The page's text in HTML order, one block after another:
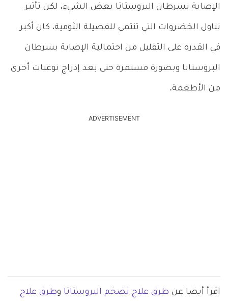
الإصابة بسرطان البروستاتا بعض الشيء، لكن تأثير
تناول الخضروات التي تنتمي للفصيلة الثومية، كان أكبر
في القدرة على التقليل من احتمالية الإصابة بسرطان
البروستاتا وبصورة مستمرة حتى بعد إدراج نوعيات أخرى
من الأطعمة.
ADVERTISEMENT
اقرأ أيضا عن طرق علاج تضخم البروستاتا وطرق علاج